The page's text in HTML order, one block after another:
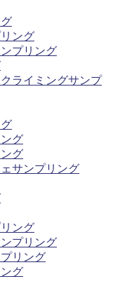
ング
プリング
ライミングサンプ
グ
グ
サンプリング
ング
プリング
リング
グ